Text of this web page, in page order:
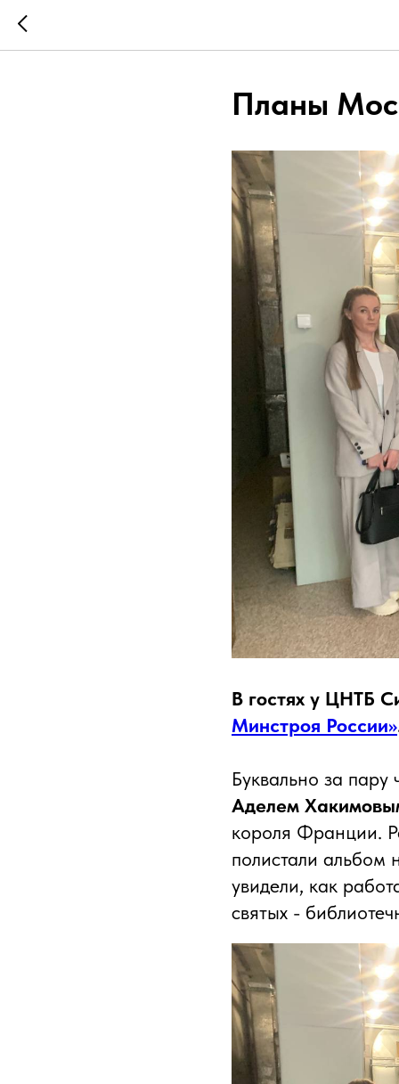
Планы
В гостях у ЦНТБ
Минстроя России»
Буквально за пару
Аделем
короля Франции.
полистали альбом
увидели, как
святых -